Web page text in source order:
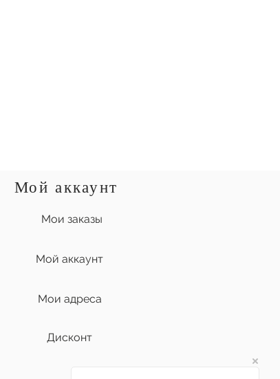
Мой аккаунт
Мои заказы
Мой аккаунт
Мои адреса
Дисконт